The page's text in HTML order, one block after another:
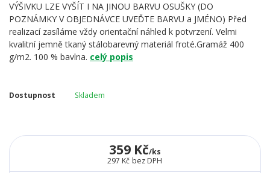
VÝŠIVKU LZE VYŠÍT I NA JINOU BARVU OSUŠKY (DO
POZNÁMKY V OBJEDNÁVCE UVEĎTE BARVU a JMÉNO) Před
realizací zasíláme vždy orientační náhled k potvrzení. Velmi
kvalitní jemně tkaný stálobarevný materiál froté.Gramáž 400
g/m2. 100 % bavlna. celý popis
Dostupnost Skladem
359 Kč/ks
297 Kč bez DPH